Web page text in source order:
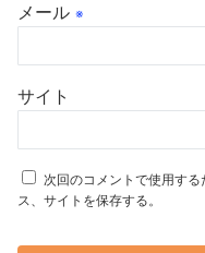
メール ※
サイト
次回のコメントで使用す
ス、サイトを保存する。